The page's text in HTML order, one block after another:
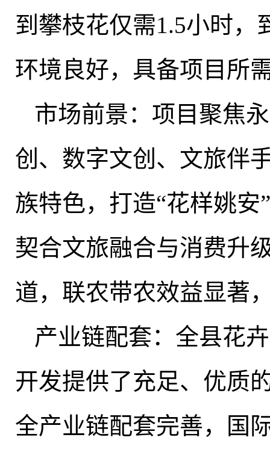
到攀枝花仅需1.5小时，
环境良好，具备项目所
市场前景：项目聚焦
创、数字文创、文旅伴
族特色，打造“花样姚安
契合文旅融合与消费升
道，联农带农效益显著
产业链配套：全县花
开发提供了充足、优质
全产业链配套完善，
国